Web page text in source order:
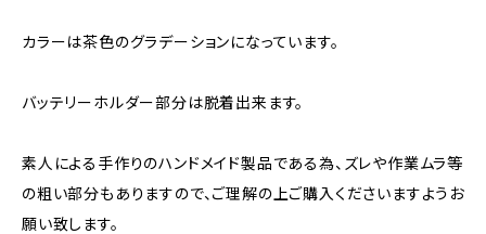
カラーは茶色のグラデーションになっています。
バッテリーホルダー部分は脱着出来ます。
素人による手作りのハンドメイド製品である為、ズレや作業ムラ等
の粗い部分もありますので、ご理解の上ご購入くださいますようお
願い致します。